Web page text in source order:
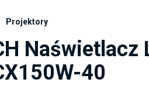
Projektory
40